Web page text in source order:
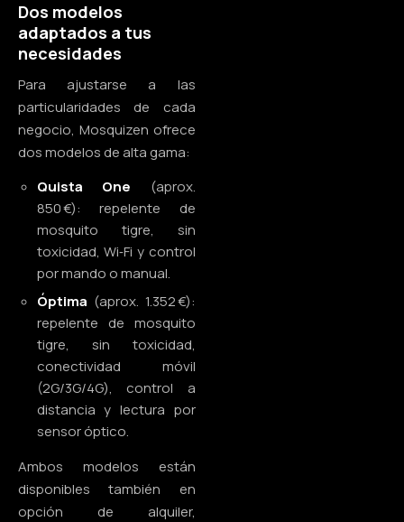
Dos modelos
adaptados a tus
necesidades
Para ajustarse a las
particularidades de cada
negocio, Mosquizen ofrece
dos modelos de alta gama:
Quista One (aprox.
850 €): repelente de
mosquito tigre, sin
toxicidad, Wi‑Fi y control
por mando o manual.
Óptima (aprox. 1.352 €):
repelente de mosquito
tigre, sin toxicidad,
conectividad móvil
(2G/3G/4G), control a
distancia y lectura por
sensor óptico.
Ambos modelos están
disponibles también en
opción de alquiler,